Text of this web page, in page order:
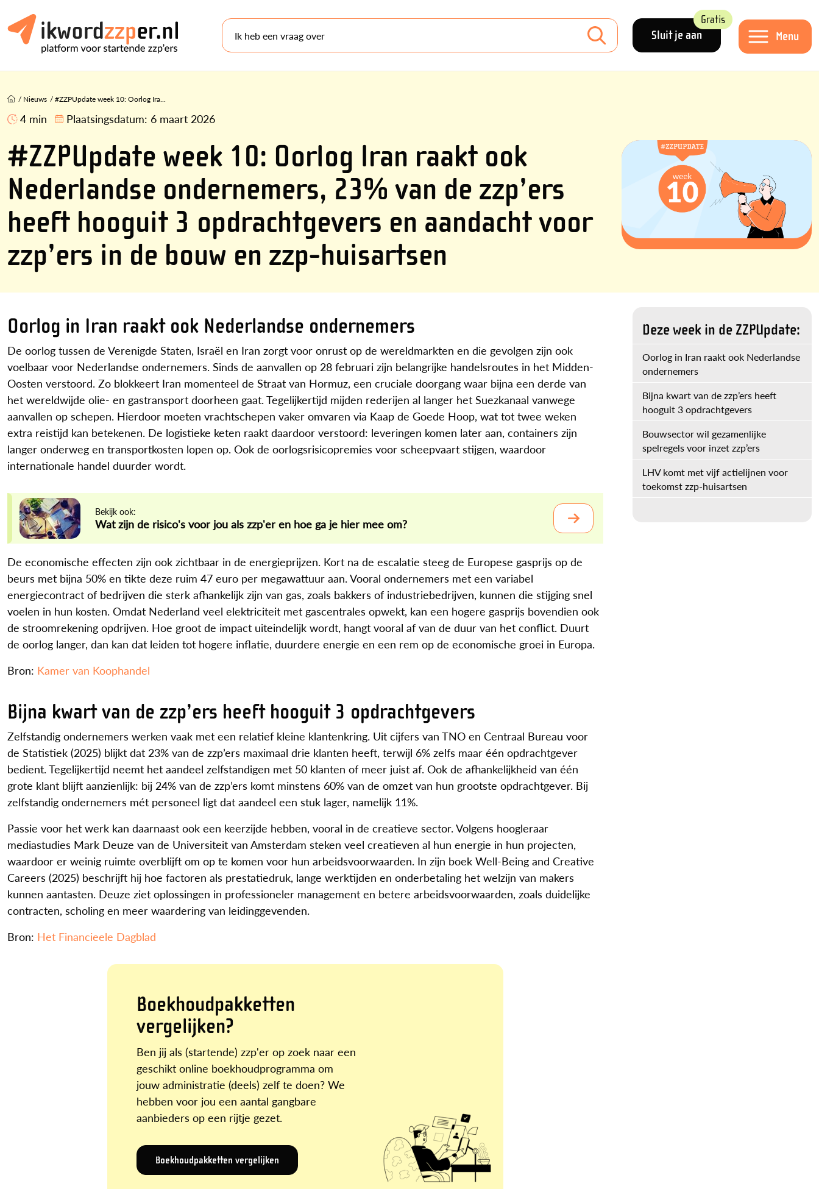
Sluit je aan
Gratis
Menu
Ik heb een vraag over
/ Nieuws /#ZZPUpdate week 10: Oorlog Ira...
4 min Plaatsingsdatum: 6 maart 2026
#ZZPUpdate week 10: Oorlog Iran raakt ook
Nederlandse ondernemers, 23% van de zzp’ers
heeft hooguit 3 opdrachtgevers en aandacht voor
zzp’ers in de bouw en zzp-huisartsen
Deze week in de ZZPUpdate:
Oorlog in Iran raakt ook Nederlandse
ondernemers
Bijna kwart van de zzp’ers heeft
hooguit 3 opdrachtgevers
Bouwsector wil gezamenlijke
spelregels voor inzet zzp’ers
LHV komt met vijf actielijnen voor
toekomst zzp-huisartsen
Oorlog in Iran raakt ook Nederlandse ondernemers
De oorlog tussen de Verenigde Staten, Israël en Iran zorgt voor onrust op de wereldmarkten en die gevolgen zijn ook
voelbaar voor Nederlandse ondernemers. Sinds de aanvallen op 28 februari zijn belangrijke handelsroutes in het Midden-
Oosten verstoord. Zo blokkeert Iran momenteel de Straat van Hormuz, een cruciale doorgang waar bijna een derde van
het wereldwijde olie- en gastransport doorheen gaat. Tegelijkertijd mijden rederijen al langer het Suezkanaal vanwege
aanvallen op schepen. Hierdoor moeten vrachtschepen vaker omvaren via Kaap de Goede Hoop, wat tot twee weken
extra reistijd kan betekenen. De logistieke keten raakt daardoor verstoord: leveringen komen later aan, containers zijn
langer onderweg en transportkosten lopen op. Ook de oorlogsrisicopremies voor scheepvaart stijgen, waardoor
internationale handel duurder wordt.
Bekijk ook:
Wat zijn de risico's voor jou als zzp'er en hoe ga je hier mee om?
De economische effecten zijn ook zichtbaar in de energieprijzen. Kort na de escalatie steeg de Europese gasprijs op de
beurs met bijna 50% en tikte deze ruim 47 euro per megawattuur aan. Vooral ondernemers met een variabel
energiecontract of bedrijven die sterk afhankelijk zijn van gas, zoals bakkers of industriebedrijven, kunnen die stijging snel
voelen in hun kosten. Omdat Nederland veel elektriciteit met gascentrales opwekt, kan een hogere gasprijs bovendien ook
de stroomrekening opdrijven. Hoe groot de impact uiteindelijk wordt, hangt vooral af van de duur van het conflict. Duurt
de oorlog langer, dan kan dat leiden tot hogere inflatie, duurdere energie en een rem op de economische groei in Europa.
Bron: Kamer van Koophandel
Bijna kwart van de zzp’ers heeft hooguit 3 opdrachtgevers
Zelfstandig ondernemers werken vaak met een relatief kleine klantenkring. Uit cijfers van TNO en Centraal Bureau voor
de Statistiek (2025) blijkt dat 23% van de zzp’ers maximaal drie klanten heeft, terwijl 6% zelfs maar één opdrachtgever
bedient. Tegelijkertijd neemt het aandeel zelfstandigen met 50 klanten of meer juist af. Ook de afhankelijkheid van één
grote klant blijft aanzienlijk: bij 24% van de zzp’ers komt minstens 60% van de omzet van hun grootste opdrachtgever. Bij
zelfstandig ondernemers mét personeel ligt dat aandeel een stuk lager, namelijk 11%.
Passie voor het werk kan daarnaast ook een keerzijde hebben, vooral in de creatieve sector. Volgens hoogleraar
mediastudies Mark Deuze van de Universiteit van Amsterdam steken veel creatieven al hun energie in hun projecten,
waardoor er weinig ruimte overblijft om op te komen voor hun arbeidsvoorwaarden. In zijn boek Well-Being and Creative
Careers (2025) beschrijft hij hoe factoren als prestatiedruk, lange werktijden en onderbetaling het welzijn van makers
kunnen aantasten. Deuze ziet oplossingen in professioneler management en betere arbeidsvoorwaarden, zoals duidelijke
contracten, scholing en meer waardering van leidinggevenden.
Bron: Het Financieele Dagblad
Boekhoudpakketten
vergelijken?
Ben jij als (startende) zzp'er op zoek naar een
geschikt online boekhoudprogramma om
jouw administratie (deels) zelf te doen? We
hebben voor jou een aantal gangbare
aanbieders op een rijtje gezet.
Boekhoudpakketten vergelijken